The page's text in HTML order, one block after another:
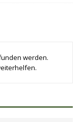
werden.